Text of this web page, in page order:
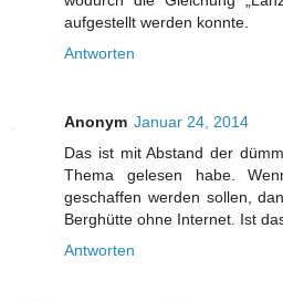
aufgestellt werden konnte.
Antworten
Anonym Januar 24, 2014
Das ist mit Abstand der
Thema gelesen habe.
geschaffen werden sollen,
Berghütte ohne Internet. Ist
Antworten